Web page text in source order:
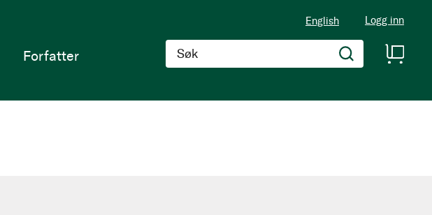
English Logg inn
Søk
Forfatter